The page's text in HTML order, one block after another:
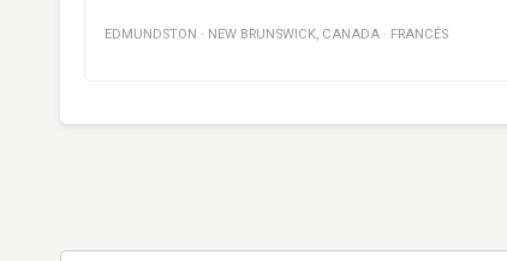
EDMUNDSTON · NEW BRUNSWICK, CANADA · FRANCÉS